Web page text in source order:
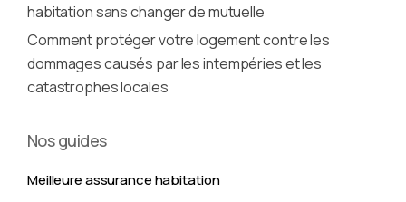
habitation sans changer de mutuelle
Comment protéger votre logement contre les
dommages causés par les intempéries et les
catastrophes locales
Nos guides
Meilleure assurance habitation